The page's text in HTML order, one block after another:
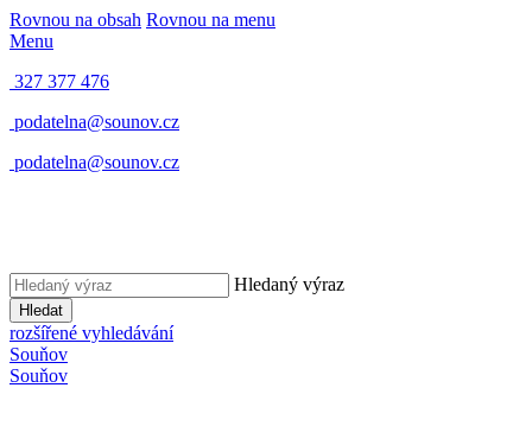
Rovnou na obsah Rovnou na menu
Menu
327 377 476
podatelna@sounov.cz
podatelna@sounov.cz
Hledaný výraz
Hledat
rozšířené vyhledávání
Souňov
Souňov